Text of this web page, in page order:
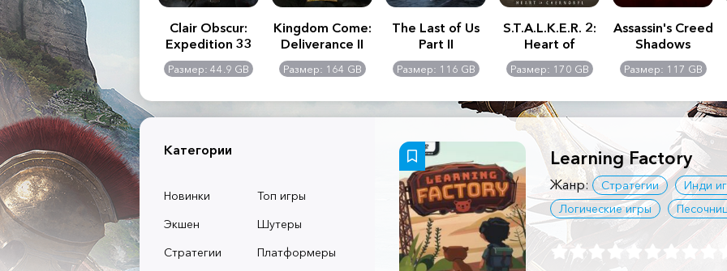
2:
-
GB
Assassin's Creed
Shadows
Размер: 117 GB
Clair Obscur:
Expedition 33
Размер: 44.9 GB
Kingdom Come:
Deliverance II
Размер: 164 GB
The Last of Us
Part II
Remastered
Размер: 116 GB
S.T.A.L.K.E.R. 2:
Heart of
Chernobyl -
Ultimate Edition
Размер: 170 GB
Assassin's Creed
Shadows
Размер: 117 GB
Категории
Новинки
Топ игры
Экшен
Шутеры
Стратегии
Платформеры
Learning Factory
Жанр: Стратегии Инди
Логические игры